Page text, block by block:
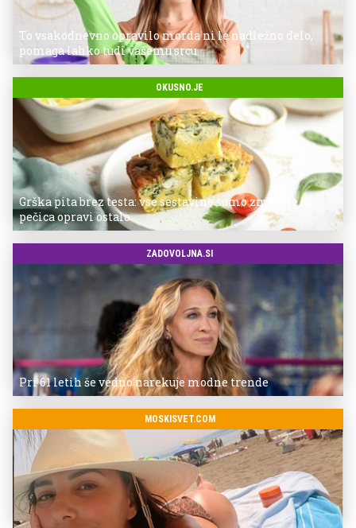
To vsakodnevno opravilo morda ni le nadležno delo,
pomaga lahko tudi vašemu srcu
OKUSNO.JE
Grška pita brez testa: vse sestavine samo zmešate in
pečica opravi ostalo
ZADOVOLJNA.SI
Pri 61 letih še vedno narekuje modne trende
MOSKISVET.COM